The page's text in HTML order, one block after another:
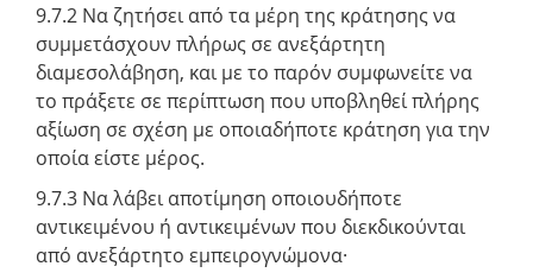
9.7.2 Να ζητήσει από τα μέρη της κράτησης να
συμμετάσχουν πλήρως σε ανεξάρτητη
διαμεσολάβηση, και με το παρόν συμφωνείτε να
το πράξετε σε περίπτωση που υποβληθεί πλήρης
αξίωση σε σχέση με οποιαδήποτε κράτηση για την
οποία είστε μέρος.
9.7.3 Να λάβει αποτίμηση οποιουδήποτε
αντικειμένου ή αντικειμένων που διεκδικούνται
από ανεξάρτητο εμπειρογνώμονα·